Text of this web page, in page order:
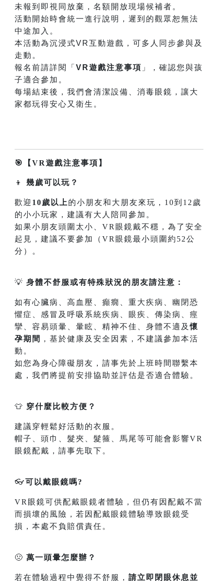
未報到即視同放棄，名額開放現場候補者。
活動開始時會統一進行說明，遲到的觀眾恕無法
中途加入。
本活動為沉浸式VR互動遊戲，可多人同步參與及
走動。
報名前請詳閱「 VR遊戲注意事項 」，確認您與孩
子適合參加。
每場結束後，我們會清潔設備、消毒眼鏡，讓大
家都玩得安心又衛生。
🎯 【VR遊戲注意事項】
👦 幾歲可以玩？
歡迎 10歲以上 的小朋友和大朋友來玩，10到12歲
的小小玩家，建議有大人陪同參加。
如果小朋友頭圍太小、VR眼鏡戴不穩，為了安全
起見，建議不要參加（VR眼鏡最小頭圍約52公
分）。
💡 身體不舒服或有特殊狀況的朋友請注意：
如有心臟病、高血壓、癲癇、重大疾病、幽閉恐
懼症、感冒及呼吸系統疾病、眼疾、傳染病、痙
攣、容易頭暈、暈眩、精神不佳、身體不適及懷
孕期間
，基於健康及安全因素，不建議參加本活
動。
如您為身心障礙朋友，請事先於上班時間聯繫本
處，我們將提前安排協助並評估是否適合體驗。
👕 穿什麼比較方便？
建議穿輕鬆好活動的衣服。
帽子、頭巾、髮夾、髮箍、馬尾等可能會影響VR
眼鏡配戴，請事先取下。
👓可以戴眼鏡嗎?
VR眼鏡可供配戴眼鏡者體驗，但仍有因配戴不當
而損壞的風險，若因配戴眼鏡體驗導致眼鏡受
損，本處不負賠償責任。
🤢 萬一頭暈怎麼辦？
若在體驗過程中覺得不舒服， 請立即閉眼休息並